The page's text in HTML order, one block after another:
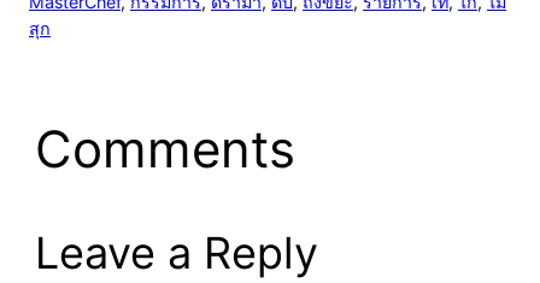
สุก
Comments
Leave a Reply